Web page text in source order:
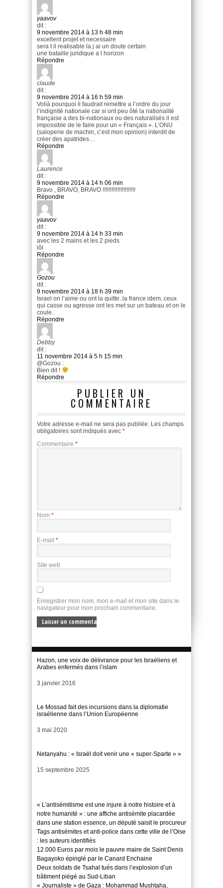
yaavov
dit :
9 novembre 2014 à 13 h 48 min
excellent projet et necessaire
sera t il realisable la j ai un doute certain
une bataille juridique a l horizon
Répondre
claude
dit :
9 novembre 2014 à 16 h 59 min
Volià pourquoi il faudrait remettre a l’ordre du jour
l’indignité nationale car si ont peu ôté la nationalité
française a des bi-nationaux ou des naturalisés il est
impossible de le faire pour un « Français ». L’ONU
(saloperie de machin, c’est mon opinion) interdit de
créer des apatrides…
Répondre
Laurence
dit :
9 novembre 2014 à 14 h 06 min
Bravo , BRAVO, BRAVO !!!!!!!!!!!!!!!!!!!!!!
Répondre
yaavov
dit :
9 novembre 2014 à 14 h 33 min
avec les 2 mains et les 2 pieds
lôl
Répondre
Gozou
dit :
9 novembre 2014 à 18 h 39 min
Israel on l’aime ou ont la quitte..la france idem..ceux
qui casse ou agresse ont les met sur un bateau et on le
coule..
Répondre
Debby
dit :
11 novembre 2014 à 5 h 15 min
@Gozou :
Bien dit !
Répondre
PUBLIER UN
COMMENTAIRE
Votre adresse e-mail ne sera pas publiée. Les champs
obligatoires sont indiqués avec *
Commentaire *
Nom *
E-mail *
Site web
Enregistrer mon nom, mon e-mail et mon site dans le
navigateur pour mon prochain commentaire.
Hazon, une voix de délivrance pour les Israéliens et
Arabes enfermés dans l’islam
Date
3 janvier 2016
Le Mossad fait des incursions dans la diplomatie
israélienne dans l’Union Européenne
Date
3 mai 2020
Netanyahu : « Israël doit venir une « super-Sparte » »
Date
15 septembre 2025
« L’antisémitisme est une injure à notre histoire et à
notre humanité » : une affiche antisémite placardée
dans une station essence, un député saisit le procureur
Tags antisémites et anti-police dans cette ville de l’Oise
: les auteurs identifiés
12.000 Euros par mois le pauvre maire de Saint Denis
Bagayoko épinglé par le Canard Enchaine
Deux soldats de Tsahal tués dans l’explosion d’un
bâtiment piégé au Sud-Liban
« Journaliste » de Gaza : Mohammad Mushtaha,